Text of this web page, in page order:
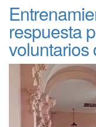
respuesta
voluntarios